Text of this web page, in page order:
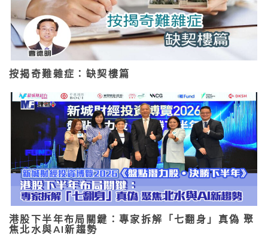
按揭奇難雜症：缺契樓篇
港股下半年布局關鍵：專家拆解「七翻身」真偽 聚
焦北水與AI新趨勢